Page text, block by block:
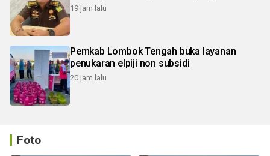
19 jam lalu
Pemkab Lombok Tengah buka layanan
penukaran elpiji non subsidi
20 jam lalu
Foto